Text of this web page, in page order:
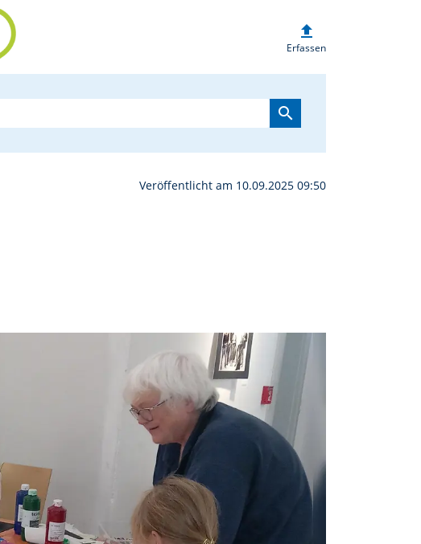
im MuseumsQuartier |
upload
Erfassen
search
Veröffentlicht am 10.09.2025 09:50